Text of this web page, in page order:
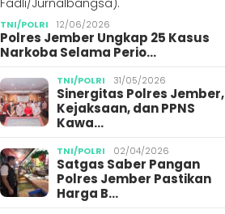
TNI/POLRI 12/06/2026
Polres Jember Ungkap 25 Kasus
Narkoba Selama Perio…
TNI/POLRI 31/05/2026
Sinergitas Polres Jember,
Kejaksaan, dan PPNS
Kawa…
TNI/POLRI 02/04/2026
Satgas Saber Pangan
Polres Jember Pastikan
Harga B…